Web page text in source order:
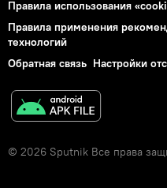
Правила использования
Правила применения
технологий
Обратная связь Настройки
© 2026 Sputnik Все права